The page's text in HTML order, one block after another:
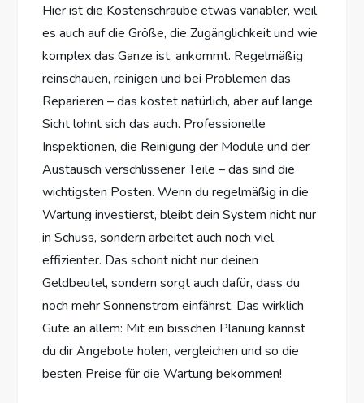
Hier ist die Kostenschraube etwas variabler, weil
es auch auf die Größe, die Zugänglichkeit und wie
komplex das Ganze ist, ankommt. Regelmäßig
reinschauen, reinigen und bei Problemen das
Reparieren – das kostet natürlich, aber auf lange
Sicht lohnt sich das auch. Professionelle
Inspektionen, die Reinigung der Module und der
Austausch verschlissener Teile – das sind die
wichtigsten Posten. Wenn du regelmäßig in die
Wartung investierst, bleibt dein System nicht nur
in Schuss, sondern arbeitet auch noch viel
effizienter. Das schont nicht nur deinen
Geldbeutel, sondern sorgt auch dafür, dass du
noch mehr Sonnenstrom einfährst. Das wirklich
Gute an allem: Mit ein bisschen Planung kannst
du dir Angebote holen, vergleichen und so die
besten Preise für die Wartung bekommen!